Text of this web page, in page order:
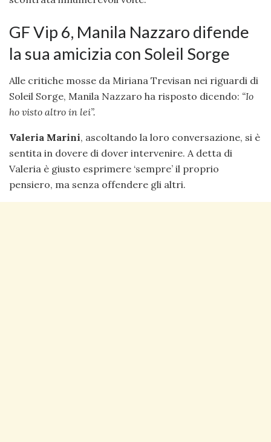
GF Vip 6, Manila Nazzaro difende
la sua amicizia con Soleil Sorge
Alle critiche mosse da Miriana Trevisan nei riguardi di
Soleil Sorge, Manila Nazzaro ha risposto dicendo: “Io
ho visto altro in lei”.
Valeria Marini, ascoltando la loro conversazione, si è
sentita in dovere di dover intervenire. A detta di
Valeria è giusto esprimere ‘sempre’ il proprio
pensiero, ma senza offendere gli altri.